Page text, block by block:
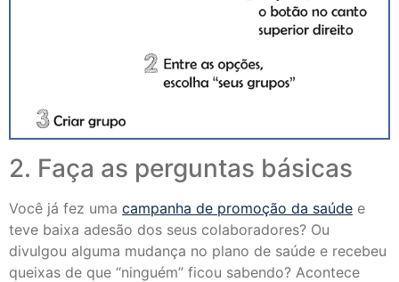
2. Faça as perguntas básicas
Você já fez uma campanha de promoção da saúde e
teve baixa adesão dos seus colaboradores? Ou
divulgou alguma mudança no plano de saúde e recebeu
queixas de que “ninguém” ficou sabendo? Acontece